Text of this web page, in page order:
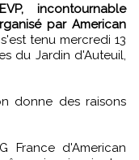
incontournable
par American
tenu mercredi 13
du Jardin d'Auteuil,
donne des raisons
France d'American